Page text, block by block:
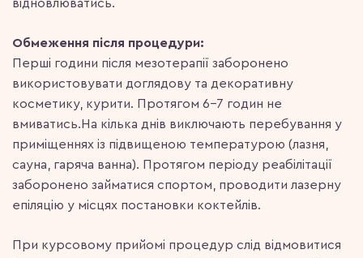
відновлюватись.
Обмеження після процедури:
Перші години після мезотерапії заборонено
використовувати доглядову та декоративну
косметику, курити. Протягом 6-7 годин не
вмиватись.На кілька днів виключають перебування у
приміщеннях із підвищеною температурою (лазня,
сауна, гаряча ванна). Протягом періоду реабілітації
заборонено займатися спортом, проводити лазерну
епіляцію у місцях постановки коктейлів.
При курсовому прийомі процедур слід відмовитися